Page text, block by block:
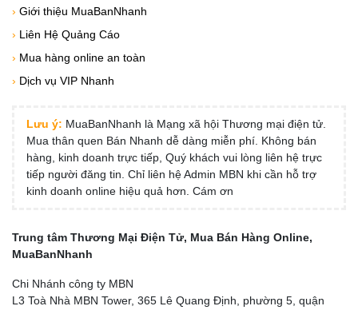
› Giới thiệu MuaBanNhanh
› Liên Hệ Quảng Cáo
› Mua hàng online an toàn
› Dịch vụ VIP Nhanh
Lưu ý: MuaBanNhanh là Mạng xã hội Thương mại điện tử.
Mua thân quen Bán Nhanh dễ dàng miễn phí. Không bán
hàng, kinh doanh trực tiếp, Quý khách vui lòng liên hệ trực
tiếp người đăng tin. Chỉ liên hệ Admin MBN khi cần hỗ trợ
kinh doanh online hiệu quả hơn. Cám ơn
Trung tâm Thương Mại Điện Tử, Mua Bán Hàng Online,
MuaBanNhanh
Chi Nhánh công ty MBN
L3 Toà Nhà MBN Tower, 365 Lê Quang Định, phường 5, quận